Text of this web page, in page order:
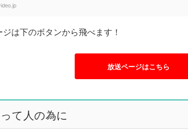
は下のボタンから飛べます！
放送ページはこちら
て人の為に